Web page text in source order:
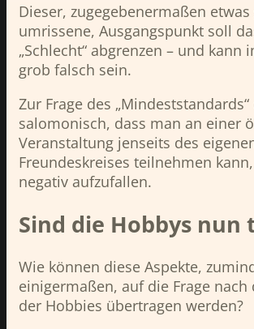
Dieser, zugegebenermaßen
umrissene, Ausgangspunkt soll
„Schlecht“ abgrenzen – und kann
grob falsch sein.
Zur Frage des
salomonisch, dass man an einer
Veranstaltung jenseits des
Freundeskreises teilnehmen
negativ aufzufallen.
Sind die Hobbys nun
Wie können diese Aspekte,
einigermaßen, auf die Frage nach
der Hobbies übertragen werden?